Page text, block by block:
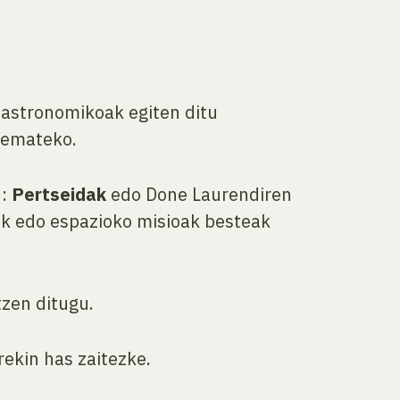
egiten ditu
Pertseidak edo Done Laurendiren
edo espazioko misioak besteak
ditugu.
has zaitezke.